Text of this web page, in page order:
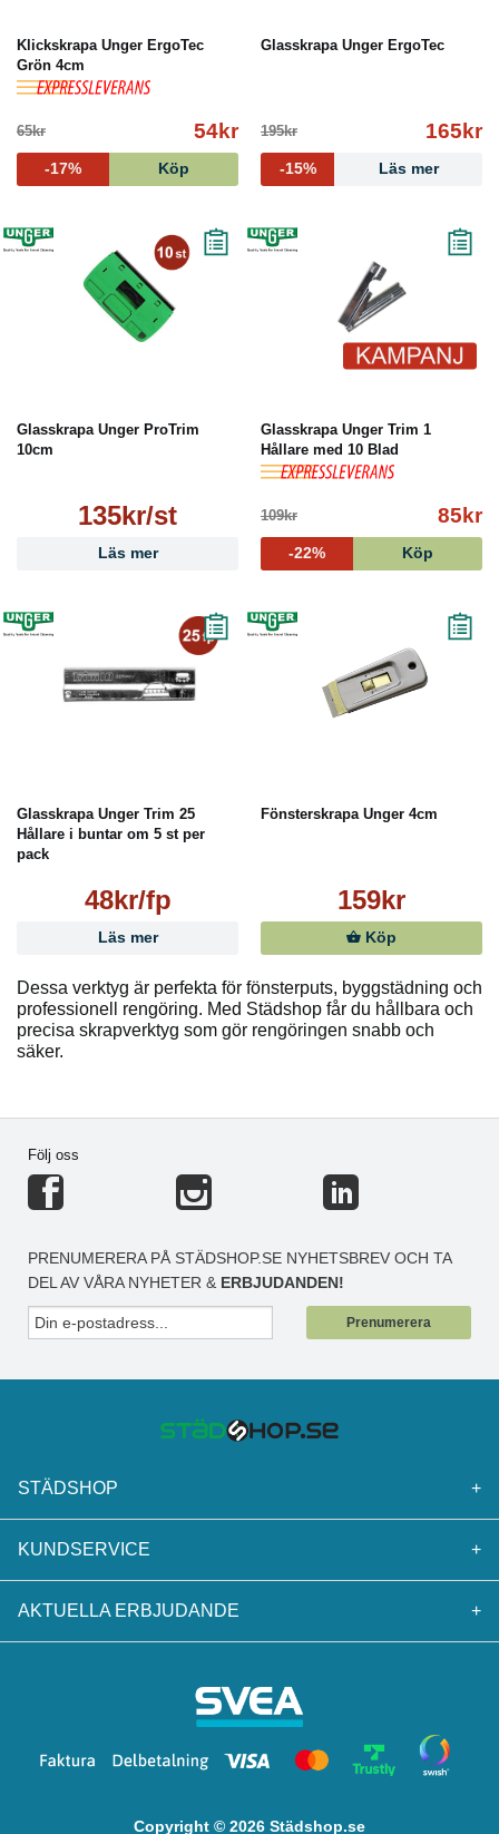
Klickskrapa Unger ErgoTec
Grön 4cm
65kr 54kr
-17% Köp
Glasskrapa Unger ErgoTec
195kr 165kr
-15% Läs mer
Glasskrapa Unger ProTrim
10cm
135kr/st
Läs mer
Glasskrapa Unger Trim 1
Hållare med 10 Blad
109kr 85kr
-22% Köp
Glasskrapa Unger Trim 25
Hållare i buntar om 5 st per
pack
48kr/fp
Läs mer
Fönsterskrapa Unger 4cm
159kr
Köp
Dessa verktyg är perfekta för fönsterputs, byggstädning och
professionell rengöring. Med Städshop får du hållbara och
precisa skrapverktyg som gör rengöringen snabb och
säker.
Följ oss
PRENUMERERA PÅ STÄDSHOP.SE NYHETSBREV OCH TA
DEL AV VÅRA NYHETER & ERBJUDANDEN!
Prenumerera
STÄDSHOP +
KUNDSERVICE +
AKTUELLA ERBJUDANDE +
Copyright © 2026 Städshop.se